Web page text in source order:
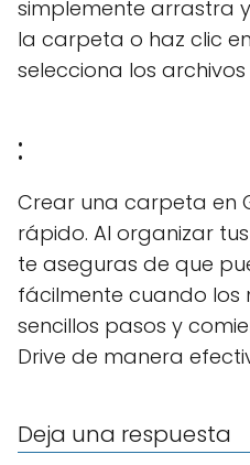
simplemente arrastra
la carpeta o haz clic
selecciona los
:
Crear una carpeta en
rápido. Al organizar
te aseguras de que
fácilmente cuando los
sencillos pasos y
Drive de manera
Deja una respuesta